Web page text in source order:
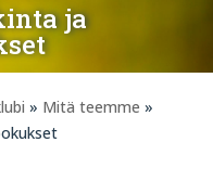
ja
» Mitä teemme »